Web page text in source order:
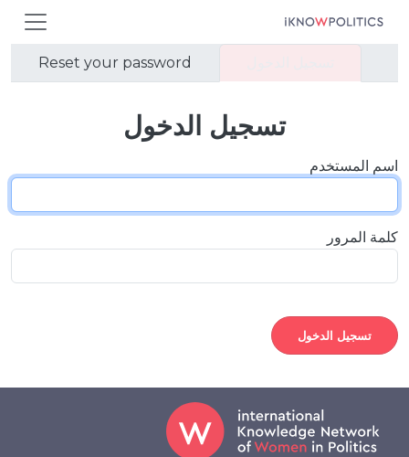
Reset your password
تسجيل الدخول
اسم المستخدم
كلمة المرور
تسجيل الدخول